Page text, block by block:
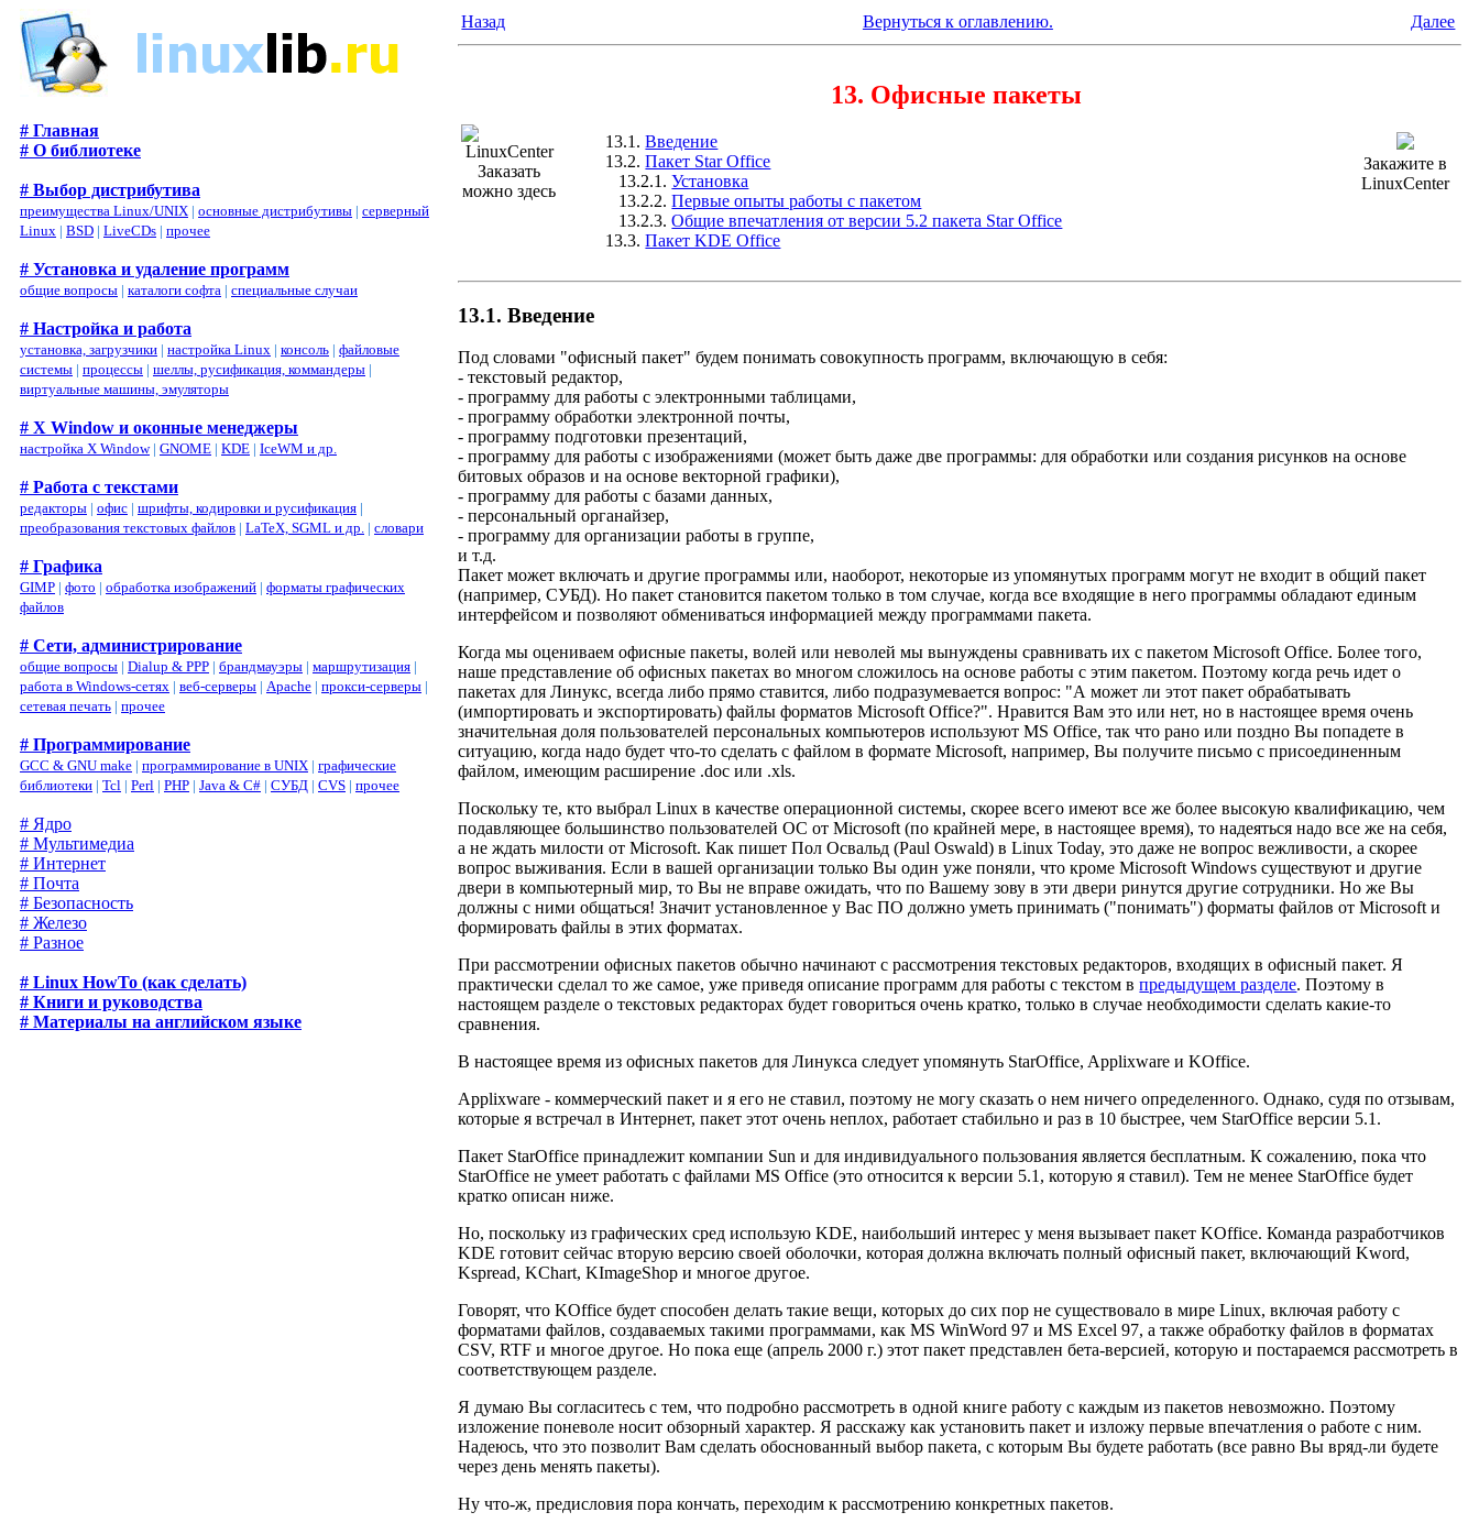
# Главная
# О библиотеке
# Выбор дистрибутива
преимущества Linux/UNIX | основные дистрибутивы | серверный
Linux | BSD | LiveCDs | прочее
# Установка и удаление программ
общие вопросы | каталоги софта | специальные случаи
# Настройка и работа
установка, загрузчики | настройка Linux | консоль | файловые
системы | процессы | шеллы, русификация, коммандеры |
виртуальные машины, эмуляторы
# X Window и оконные менеджеры
настройка X Window| GNOME | KDE | IceWM и др.
# Работа с текстами
редакторы | офис | шрифты, кодировки и русификация |
преобразования текстовых файлов | LaTeX, SGML и др. | словари
# Графика
GIMP | фото | обработка изображений | форматы графических
файлов
# Сети, администрирование
общие вопросы | Dialup & PPP | брандмауэры | маршрутизация |
работа в Windows-сетях | веб-серверы | Apache | прокси-серверы |
сетевая печать | прочее
# Программирование
GCC & GNU make | программирование в UNIX | графические
библиотеки | Tcl | Perl | PHP | Java & C# | СУБД | CVS | прочее
# Ядро
# Мультимедиа
# Интернет
# Почта
# Безопасность
# Железо
# Разное
# Linux HowTo (как сделать)
# Книги и руководства
# Материалы на английском языке
Назад Вернуться к оглавлению. Далее
Заказать
можно здесь
13. Офисные пакеты
13.1.Введение
13.2.Пакет Star Office
13.2.1.Установка
13.2.2.Первые опыты работы с пакетом
13.2.3.Общие впечатления от версии 5.2 пакета Star Office
13.3.Пакет KDE Office
Закажите в
LinuxCenter
13.1. Введение
Под словами "офисный пакет" будем понимать совокупность программ, включающую в себя:
- текстовый редактор,
- программу для работы с электронными таблицами,
- программу обработки электронной почты,
- программу подготовки презентаций,
- программу для работы с изображениями (может быть даже две программы: для обработки или создания рисунков на основе
битовых образов и на основе векторной графики),
- программу для работы с базами данных,
- персональный органайзер,
- программу для организации работы в группе,
и т.д.
Пакет может включать и другие программы или, наоборот, некоторые из упомянутых программ могут не входит в общий пакет
(например, СУБД). Но пакет становится пакетом только в том случае, когда все входящие в него программы обладают единым
интерфейсом и позволяют обмениваться информацией между программами пакета.
Когда мы оцениваем офисные пакеты, волей или неволей мы вынуждены сравнивать их с пакетом Microsoft Office. Более того,
наше представление об офисных пакетах во многом сложилось на основе работы с этим пакетом. Поэтому когда речь идет о
пакетах для Линукс, всегда либо прямо ставится, либо подразумевается вопрос: "А может ли этот пакет обрабатывать
(импортировать и экспортировать) файлы форматов Microsoft Office?". Нравится Вам это или нет, но в настоящее время очень
значительная доля пользователей персональных компьютеров используют MS Office, так что рано или поздно Вы попадете в
ситуацию, когда надо будет что-то сделать с файлом в формате Microsoft, например, Вы получите письмо с присоединенным
файлом, имеющим расширение .doc или .xls.
Поскольку те, кто выбрал Linux в качестве операционной системы, скорее всего имеют все же более высокую квалификацию, чем
подавляющее большинство пользователей ОС от Microsoft (по крайней мере, в настоящее время), то надеяться надо все же на себя,
а не ждать милости от Microsoft. Как пишет Пол Освальд (Paul Oswald) вLinux Today, это даже не вопрос вежливости, а скорее
вопрос выживания. Если в вашей организации только Вы один уже поняли, что кроме Microsoft Windows существуют и другие
двери в компьютерный мир, то Вы не вправе ожидать, что по Вашему зову в эти двери ринутся другие сотрудники. Но же Вы
должны с ними общаться! Значит установленное у Вас ПО должно уметь принимать ("понимать") форматы файлов от Microsoft и
формировать файлы в этих форматах.
При рассмотрении офисных пакетов обычно начинают с рассмотрения текстовых редакторов, входящих в офисный пакет. Я
практически сделал то же самое, уже приведя описание программ для работы с текстом впредыдущем разделе. Поэтому в
настоящем разделе о текстовых редакторах будет говориться очень кратко, только в случае необходимости сделать какие-то
сравнения.
В настоящее время из офисных пакетов для Линукса следует упомянуть StarOffice, Applixware и KOffice.
Applixware - коммерческий пакет и я его не ставил, поэтому не могу сказать о нем ничего определенного. Однако, судя по отзывам,
которые я встречал в Интернет, пакет этот очень неплох, работает стабильно и раз в 10 быстрее, чем StarOffice версии 5.1.
Пакет StarOffice принадлежит компании Sun и для индивидуального пользования является бесплатным. К сожалению, пока что
StarOffice не умеет работать с файлами MS Office (это относится к версии 5.1, которую я ставил). Тем не менее StarOffice будет
кратко описан ниже.
Но, поскольку из графических сред используюKDE, наибольший интерес у меня вызывает пакетKOffice. Команда разработчиков
KDE готовит сейчас вторую версию своей оболочки, которая должна включать полный офисный пакет, включающий Kword,
Kspread, KChart, KImageShop и многое другое.
Говорят, что KOffice будет способен делать такие вещи, которых до сих пор не существовало в мире Linux, включая работу с
форматами файлов, создаваемых такими программами, как MS WinWord 97 и MS Excel 97, а также обработку файлов в форматах
CSV, RTF и многое другое. Но пока еще (апрель 2000 г.) этот пакет представлен бета-версией, которую и постараемся рассмотреть в
соответствующем разделе.
Я думаю Вы согласитесь с тем, что подробно рассмотреть в одной книге работу с каждым из пакетов невозможно. Поэтому
изложение поневоле носит обзорный характер. Я расскажу как установить пакет и изложу первые впечатления о работе с ним.
Надеюсь, что это позволит Вам сделать обоснованный выбор пакета, с которым Вы будете работать (все равно Вы вряд-ли будете
через день менять пакеты).
Ну что-ж, предисловия пора кончать, переходим к рассмотрению конкретных пакетов.